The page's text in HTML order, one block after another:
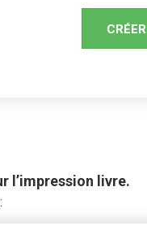
l’impression livre.